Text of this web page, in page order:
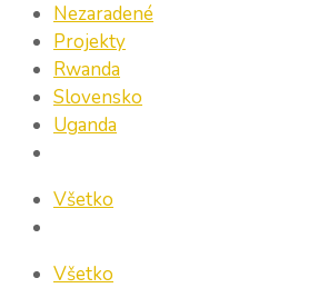
Nezaradené
Projekty
Rwanda
Slovensko
Uganda
Všetko
Všetko